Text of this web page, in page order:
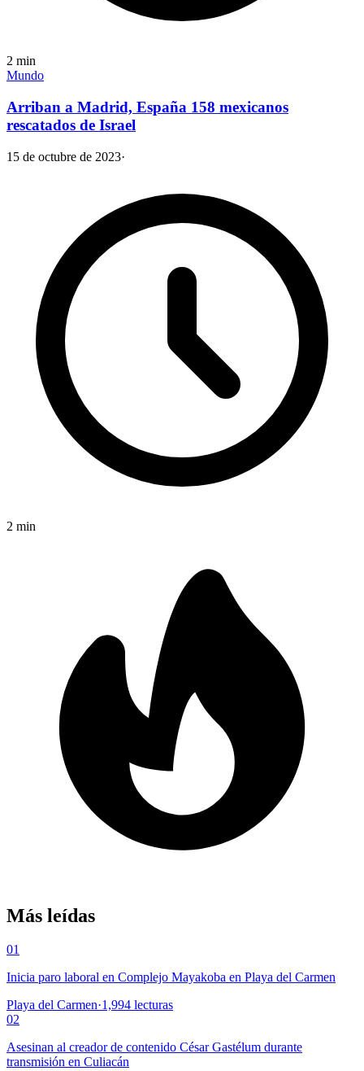
2 min
Mundo
Arriban a Madrid, España 158 mexicanos
rescatados de Israel
15 de octubre de 2023·
2 min
Más leídas
01
Inicia paro laboral en Complejo Mayakoba en Playa del Carmen
Playa del Carmen·1,994 lecturas
02
Asesinan al creador de contenido César Gastélum durante
transmisión en Culiacán